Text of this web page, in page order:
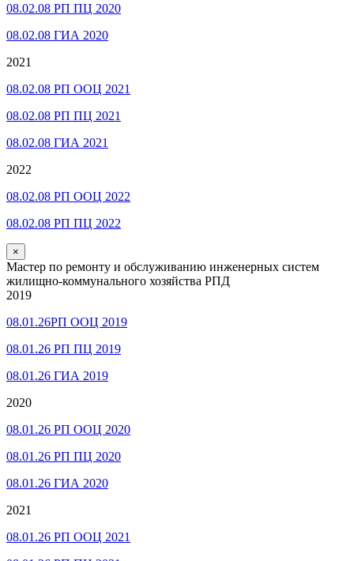
08.02.08 РП ПЦ 2020
08.02.08 ГИА 2020
2021
08.02.08 РП ООЦ 2021
08.02.08 РП ПЦ 2021
08.02.08 ГИА 2021
2022
08.02.08 РП ООЦ 2022
08.02.08 РП ПЦ 2022
×
Мастер по ремонту и обслуживанию инженерных систем
жилищно-коммунального хозяйства РПД
2019
08.01.26РП ООЦ 2019
08.01.26 РП ПЦ 2019
08.01.26 ГИА 2019
2020
08.01.26 РП ООЦ 2020
08.01.26 РП ПЦ 2020
08.01.26 ГИА 2020
2021
08.01.26 РП ООЦ 2021